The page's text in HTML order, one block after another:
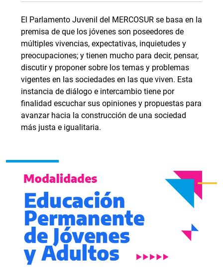
El Parlamento Juvenil del MERCOSUR se basa en la
premisa de que los jóvenes son poseedores de
múltiples vivencias, expectativas, inquietudes y
preocupaciones; y tienen mucho para decir, pensar,
discutir y proponer sobre los temas y problemas
vigentes en las sociedades en las que viven. Esta
instancia de diálogo e intercambio tiene por
finalidad escuchar sus opiniones y propuestas para
avanzar hacia la construcción de una sociedad
más justa e igualitaria.